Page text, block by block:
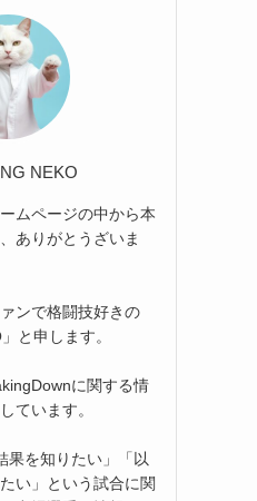
NEKO
ムページの中から本
ありがとうざいま
ンで格闘技好きの
と申します。
に関する情
ています。
果を知りたい」「以
い」という試合に関